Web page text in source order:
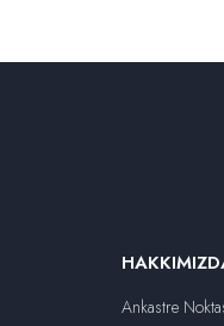
Ankastre